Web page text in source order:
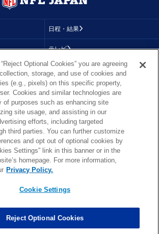
日程・結果
テレビ
画像
順位表
About NFL
特集
TOP お問い合わせ FAQ
BY AP Images / PHOTO BY Getty Images
Optional Cookies” you are agreeing
storage, and use of cookies and
(e.g., pixels) on this specific property,
Cookies and similar technologies are
of purposes such as enhancing site
site usage, and assisting in our
efforts, including targeted
third parties. You can further customize
and opt out of optional cookies by
Settings” link in this banner or in the
homepage. For more information,
Privacy Policy.
Cookie Settings
Reject Optional Cookies